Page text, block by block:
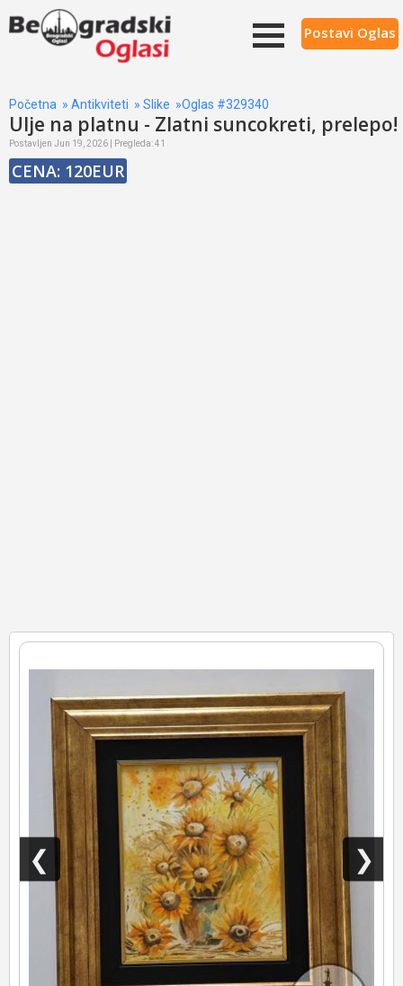
Postavi Oglas
Početna » Antikviteti » Slike »Oglas #329340
Ulje na platnu - Zlatni suncokreti, prelepo!
Postavljen Jun 19, 2026 | Pregleda: 41
CENA: 120EUR
❮ ❯